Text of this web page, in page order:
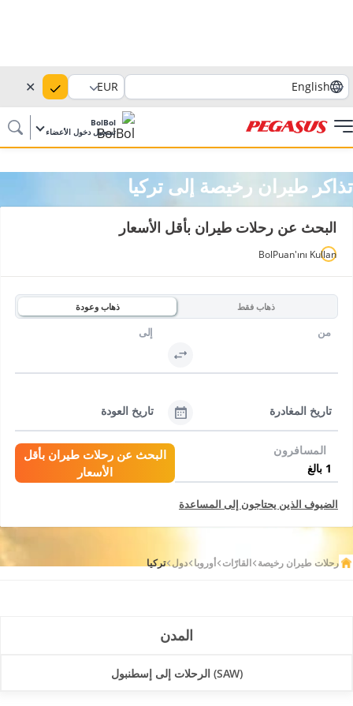
English
EUR
✕
BolBol
تسجيل دخول الأعضاء
تذاكر طيران رخيصة إلى تركيا
البحث عن رحلات طيران بأقل الأسعار
BolPuan'ını Kullan
ذهاب فقط ذهاب وعودة
من إلى
تاريخ المغادرة تاريخ العودة
المسافرون
البحث عن رحلات طيران بأقل
الأسعار
الضيوف الذين يحتاجون إلى المساعدة
رحلات طيران رخيصة القارّات أوروبا دول تركيا
المدن
(SAW) الرحلات إلى إسطنبول